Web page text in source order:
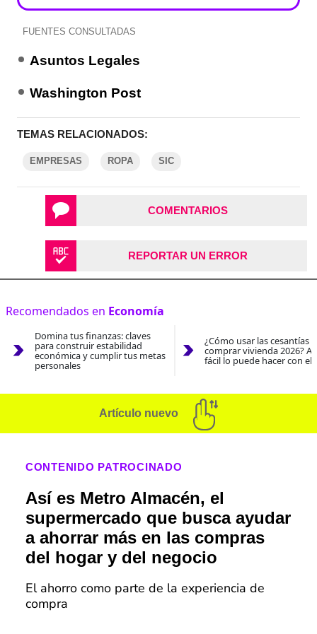
FUENTES CONSULTADAS
Asuntos Legales
Washington Post
TEMAS RELACIONADOS:
EMPRESAS ROPA SIC
COMENTARIOS
REPORTAR UN ERROR
Recomendados en Economía
Domina tus finanzas: claves
para construir estabilidad
económica y cumplir tus metas
personales
¿Cómo usar las cesantías
comprar vivienda 2026?
fácil lo puede hacer con el
Artículo nuevo
CONTENIDO PATROCINADO
Así es Metro Almacén, el
supermercado que busca ayudar
a ahorrar más en las compras
del hogar y del negocio
El ahorro como parte de la experiencia de
compra